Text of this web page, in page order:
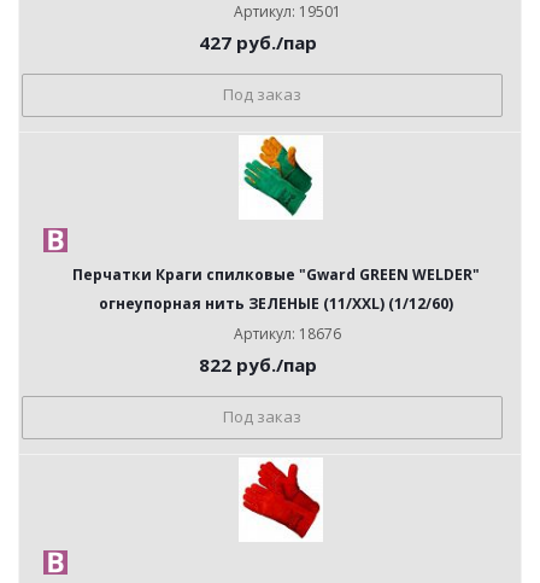
Артикул: 19501
427 руб./пар
Под заказ
Перчатки Краги спилковые "Gward GREEN WELDER"
огнеупорная нить ЗЕЛЕНЫЕ (11/XXL) (1/12/60)
Артикул: 18676
822 руб./пар
Под заказ